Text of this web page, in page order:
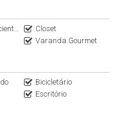
desejados da Zona Oeste,
Madalena. Oferece ruas
gastronomia, comércio
Closet
Varanda Gourmet
Bicicletário
Escritório